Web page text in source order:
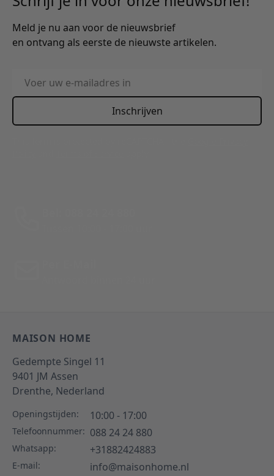
Meld je nu aan voor de nieuwsbrief
en ontvang als eerste de nieuwste artikelen.
E-mailadres
Inschrijven
MAISON HOME
Gedempte Singel 11
9401 JM Assen
Drenthe, Nederland
Openingstijden: 10:00 - 17:00
Telefoonnummer: 088 24 24 880
Whatsapp: +31882424883
E-mail: info@maisonhome.nl